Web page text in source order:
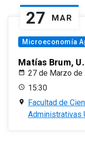
27 MAR
Microeconomía
Matías Brum,
27 de Marzo de
15:30
Facultad de
Administrativas